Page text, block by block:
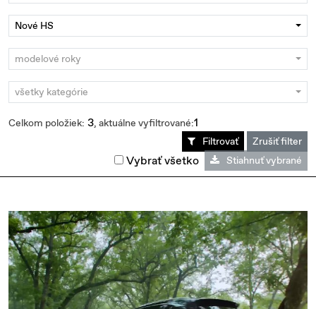
Nové HS
modelové roky
všetky kategórie
Celkom položiek: 3, aktuálne vyfiltrované:1
Filtrovať Zrušiť filter
Vybrať všetko Stiahnuť vybrané